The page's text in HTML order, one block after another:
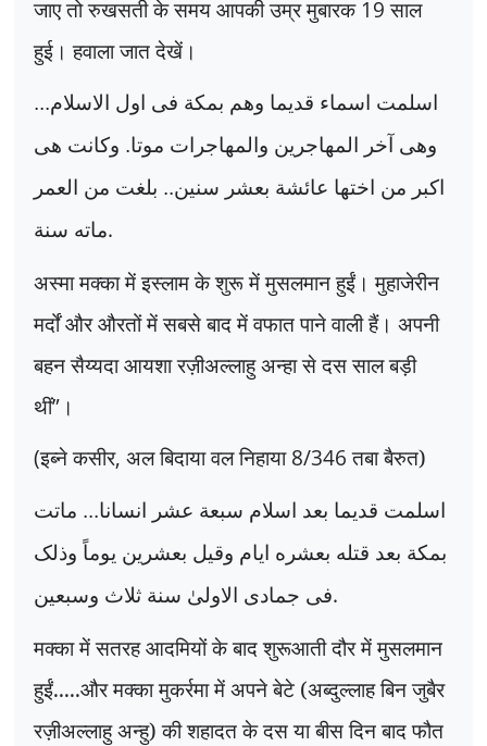
जाए तो रुखसती के समय आपकी उम्र मुबारक 19साल
हुई। हवाला जात देखें।
اسلمت اسماء قديما وهم بمکة فی اول الاسلام...
وهی آخر المهاجرين والمهاجرات موتا. وکانت هی
اکبر من اختها عائشة بعشر سنين.. بلغت من العمر
ماته سنة.
अस्मा मक्का में इस्लाम के शुरू में मुसलमान हुईं। मुहाजेरीन
मर्दों और औरतों में सबसे बाद में वफात पाने वाली हैं। अपनी
बहन सैय्यदा आयशा रज़ीअल्लाहु अन्हा से दस साल बड़ी
थीं” ।
(इब्ने कसीर, अल बिदाया वल निहाया8/346तबा बैरुत)
اسلمت قديما بعد اسلام سبعة عشر انسانا... ماتت
بمکة بعد قتله بعشره ايام وقيل بعشرين يوماً وذلک
فی جمادی الاولیٰ سنة ثلاث وسبعين.
मक्का में सतरह आदमियों के बाद शुरूआती दौर में मुसलमान
हुईं.....और मक्का मुकर्रमा में अपने बेटे (अब्दुल्लाह बिन जुबैर
रज़ीअल्लाहु अन्हु) की शहादत के दस या बीस दिन बाद फौत